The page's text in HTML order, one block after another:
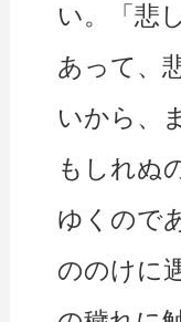
い。「悲
あって、
いから、
もしれぬ
ゆくので
ののけに